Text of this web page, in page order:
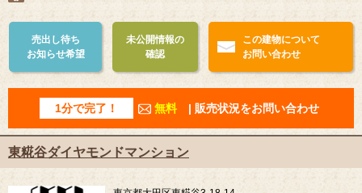
売出し待ち
お知らせ希望
未公開情報の
確認
この建物について
お問い合わせ
1分で完了！ 無料 | 販売状況をお問い合わせ
東糀谷ダイヤモンドマンション